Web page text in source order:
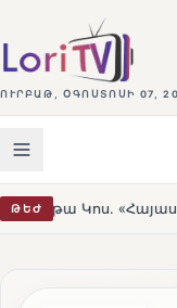
ՈՒՐԲԱԹ, ՕԳՈՍՏՈՍԻ 07,
ԹԵԺ«Հայաստանն ու